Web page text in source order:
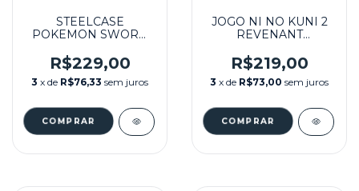
STEELCASE
POKEMON SWORD
SEMINOVO –
NINTENDO SWITCH
R$229,00
3 x de R$76,33 sem juros
JOGO NI NO KUNI 2
REVENANT
EDITION (LACRADO) -
NINTENDO SWITCH
R$219,00
3 x de R$73,00 sem juros